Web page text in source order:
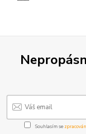
Souhlasím se